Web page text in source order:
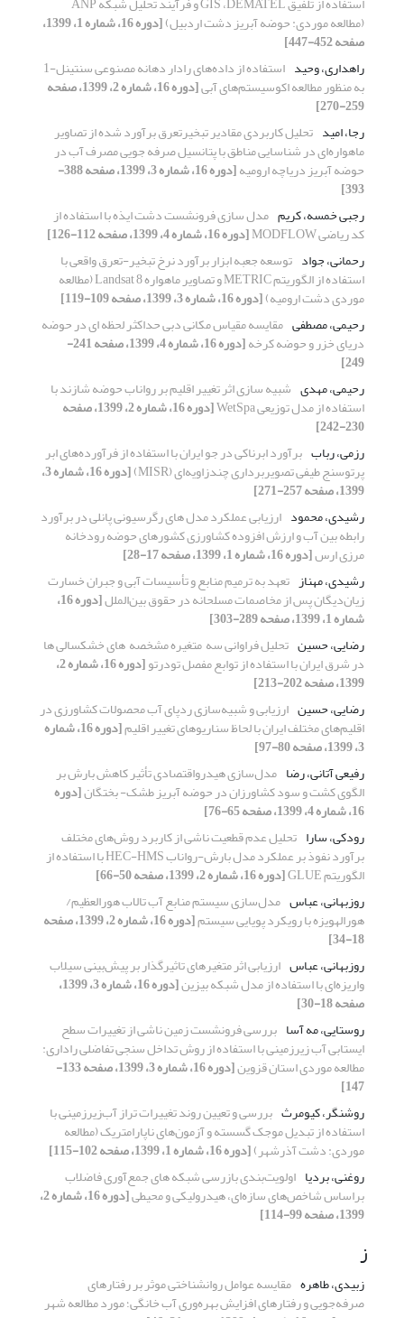
(مطالعه موردی: حوضه آبریز دشت اردبیل) [دوره 16، شماره 1، 1399،
صفحه 452-447]
راهداری، وحید
استفاده از داده‌های رادار دهانه مصنوعی سنتینل-1
به منظور مطالعه اکوسیستم‌های آبی [دوره 16، شماره 2، 1399، صفحه
259-270]
رجا، امید تحلیل کاربردی مقادیر تبخیرتعرق برآورد شده از تصاویر
ماهواره‌ای در شناسایی مناطق با پتانسیل صرفه ‏جویی مصرف آب در
حوضه آبریز دریاچه ارومیه [دوره 16، شماره 3، 1399، صفحه 388-
393]
رجبی خمسه، کریم مدل سازی فرونشست دشت ایذه با استفاده از
کد ریاضی MODFLOW
[دوره 16، شماره 4، 1399، صفحه 112-126]
رحمانی، جواد توسعه جعبه ابزار برآورد نرخ تبخیر-تعرق واقعی با
استفاده از الگوریتم METRIC و تصاویر ماهواره Landsat 8 (مطالعه
موردی دشت ارومیه)[دوره 16، شماره 3، 1399، صفحه 109-119]
رحیمی، مصطفی مقایسه مقیاس مکانی دبی حداکثر لحظه ای در حوضه
دریای خزر و حوضه کرخه [دوره 16، شماره 4، 1399، صفحه 241-
249]
رحیمی، مهدی شبیه سازی اثر تغییر اقلیم بر رواناب حوضه شازند با
استفاده از مدل توزیعی WetSpa [دوره 16، شماره 2، 1399، صفحه
230-242]
رزمی، رباب برآورد ابرناکی در جو ایران با استفاده از فرآورده‌های ابر
پرتوسنج طیفی تصویربرداری چندزاویه‌ای (MISR) [دوره 16، شماره 3،
1399، صفحه 257-271]
رشیدی، محمود ارزیابی عملکرد مدل های رگرسیونی پانلی در برآورد
رابطه بین آب و ارزش افزوده کشاورزی کشورهای حوضه رودخانه
مرزی ارس[دوره 16، شماره 1، 1399، صفحه 17-28]
رشیدی، مهناز تعهد به ترمیم منابع و تأسیسات آبی و جبران خسارت
زیان‌دیگان پس از مخاصمات مسلحانه در حقوق بین‌الملل [دوره 16،
شماره 1، 1399، صفحه 289-303]
رضایی، حسین تحلیل فراوانی سه ‌ متغیره مشخصه ‌ های خشکسالی‌ ها
در شرق ایران با استفاده از توابع مفصل تودرتو [دوره 16، شماره 2،
1399، صفحه 202-213]
رضایی، حسین ارزیابی و شبیه‌سازی ردپای آب محصولات کشاورزی در
اقلیم‌های مختلف ایران با لحاظ سناریوهای تغییر اقلیم [دوره 16، شماره
3، 1399، صفحه 80-97]
رفیعی آتانی، رضا مدل‌سازی هیدرواقتصادی تأثیر کاهش بارش بر
الگوی کشت و سود کشاورزان در حوضه آبریز طشک- بختگان[دوره
16، شماره 4، 1399، صفحه 65-76]
رودکی، سارا تحلیل عدم قطعیت ناشی از کاربرد روش‌های مختلف
برآورد نفوذ بر عملکرد مدل بارش-رواناب HEC-HMS با استفاده از
الگوریتم GLUE
[دوره 16، شماره 2، 1399، صفحه 50-66]
روزبهانی، عباس مدل‌سازی سیستم منابع آب تالاب هورالعظیم/
هورالهویزه با رویکرد پویایی سیستم [دوره 16، شماره 2، 1399، صفحه
18-34]
روزبهانی، عباس ارزیابی اثر متغیرهای تاثیرگذار بر پیش‌بینی سیلاب
واریزه‌ای با استفاده از مدل شبکه بیزین [دوره 16، شماره 3، 1399،
صفحه 18-30]
روستایی، مه آسا بررسی فرونشست زمین ناشی از تغییرات سطح
ایستابی آب زیرزمینی با استفاده از روش تداخل سنجی تفاضلی راداری:
مطالعه موردی استان قزوین [دوره 16، شماره 3، 1399، صفحه 133-
147]
روشنگر، کیومرث بررسی و تعیین روند تغییرات تراز آب‌زیرزمینی با
استفاده از تبدیل موجک گسسته و آزمون‌های ناپارامتریک (مطالعه
موردی: دشت آذرشهر)[دوره 16، شماره 1، 1399، صفحه 102-115]
روغنی، بردیا اولویت‌بندی بازرسی شبکه های جمع‌آوری فاضلاب
براساس شاخص‌های سازه‌ای، هیدرولیکی و محیطی [دوره 16، شماره 2،
1399، صفحه 99-114]
ز
زبیدی، طاهره مقایسه عوامل روانشناختی موثر بر رفتارهای
صرفه‌جویی و رفتارهای افزایش بهره‌وری آب خانگی؛ مورد مطالعه شهر